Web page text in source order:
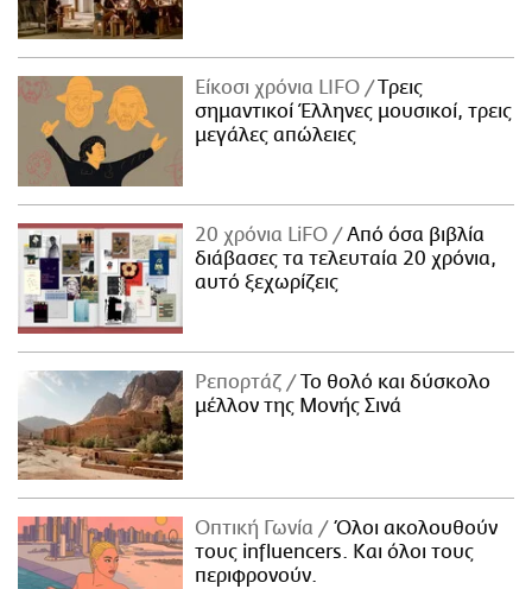
Είκοσι χρόνια LIFO
Tρεις
σημαντικοί Έλληνες μουσικοί, τρεις
μεγάλες απώλειες
20 χρόνια LiFO
Από όσα βιβλία
διάβασες τα τελευταία 20 χρόνια,
αυτό ξεχωρίζεις
Ρεπορτάζ
Το θολό και δύσκολο
μέλλον της Μονής Σινά
Οπτική Γωνία
Όλοι ακολουθούν
τους influencers. Και όλοι τους
περιφρονούν.